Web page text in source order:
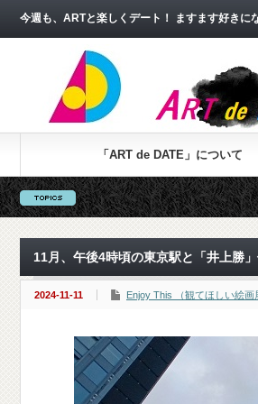
今週も、ARTと楽しくデート！ ますます好きに
「ART de DATE」について
11月、午後4時頃の東京駅と「井上勝
2024-11-11 Enjoy This （観てほしい絵画